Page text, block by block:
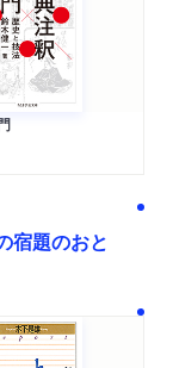
宿題のおと